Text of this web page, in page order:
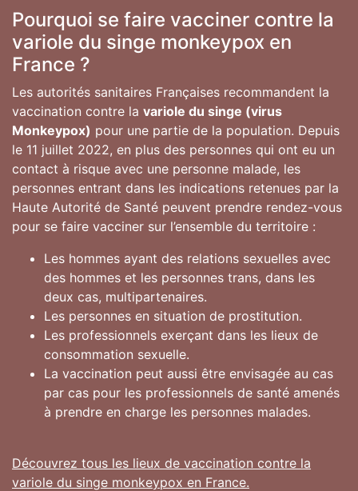
Pourquoi se faire vacciner contre la
variole du singe monkeypox en
France ?
Les autorités sanitaires Françaises recommandent la
vaccination contre la variole du singe (virus
Monkeypox) pour une partie de la population. Depuis
le 11 juillet 2022, en plus des personnes qui ont eu un
contact à risque avec une personne malade, les
personnes entrant dans les indications retenues par la
Haute Autorité de Santé peuvent prendre rendez-vous
pour se faire vacciner sur l’ensemble du territoire :
Les hommes ayant des relations sexuelles avec
des hommes et les personnes trans, dans les
deux cas, multipartenaires.
Les personnes en situation de prostitution.
Les professionnels exerçant dans les lieux de
consommation sexuelle.
La vaccination peut aussi être envisagée au cas
par cas pour les professionnels de santé amenés
à prendre en charge les personnes malades.
Découvrez tous les lieux de vaccination contre la
variole du singe monkeypox en France.